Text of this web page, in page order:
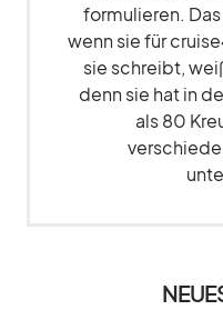
formulieren.
wenn sie für
sie schreibt,
denn sie hat in
als 80